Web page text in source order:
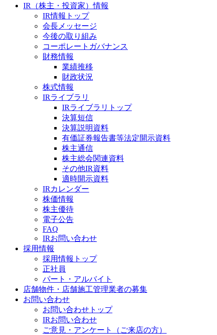
IR（株主・投資家）情報
IR情報トップ
会長メッセージ
今後の取り組み
コーポレートガバナンス
財務情報
業績推移
財政状況
株式情報
IRライブラリ
IRライブラリトップ
決算短信
決算説明資料
有価証券報告書等法定開示資料
株主通信
株主総会関連資料
その他IR資料
適時開示資料
IRカレンダー
株価情報
株主優待
電子公告
FAQ
IRお問い合わせ
採用情報
採用情報トップ
正社員
パート・アルバイト
店舗物件・店舗施工管理業者の募集
お問い合わせ
お問い合わせトップ
IRお問い合わせ
ご意見・アンケート（ご来店の方）